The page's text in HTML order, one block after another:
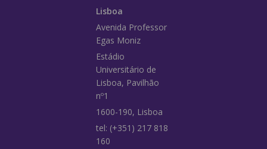
Lisboa
Avenida Professor
Egas Moniz
Estádio
Universitário de
Lisboa, Pavilhão
nº1
1600-190, Lisboa
tel: (+351) 217 818
160